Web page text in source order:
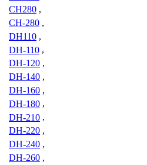
CH280 ,
CH-280 ,
DH110 ,
DH-110 ,
DH-120 ,
DH-140 ,
DH-160 ,
DH-180 ,
DH-210 ,
DH-220 ,
DH-240 ,
DH-260 ,